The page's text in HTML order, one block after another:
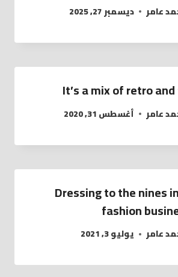
عامر ديسمبر 27, 2025
It’s a mix of retro
عامر أغسطس 31, 2020
Dressing to the nines
fashion
عامر يوليو 3, 2021